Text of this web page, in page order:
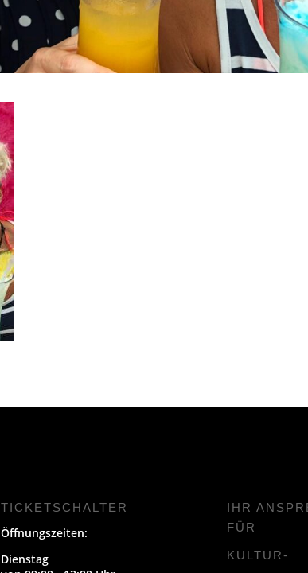
TICKETSCHALTER
Öffnungszeiten:
Dienstag
IHR
FÜR
KULTUR-